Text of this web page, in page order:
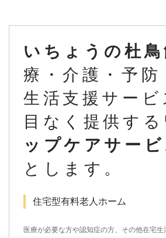
いちょうの杜鳥
療・介護・予防
生活支援サービ
目なく提供する
ップケアサービ
とします。
住宅型有料老人ホーム
医療が必要な方や認知症の方、その他在宅